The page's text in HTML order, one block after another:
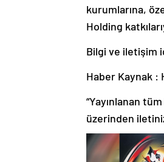
kurumlarına,
Holding
Bilgi ve iletişim
Haber Kaynak :
“Yayınlanan
üzerinden